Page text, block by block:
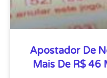
Apostador De
Mais De R$ 46